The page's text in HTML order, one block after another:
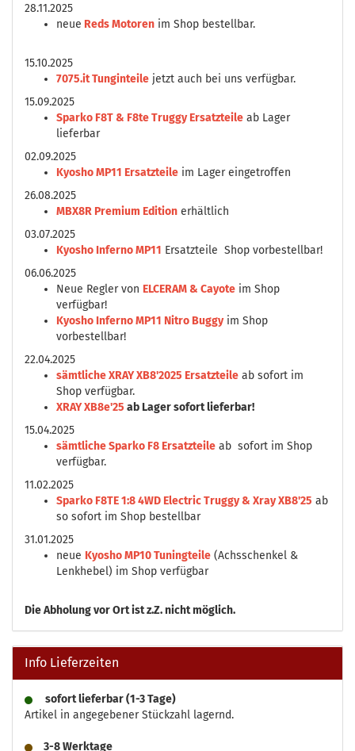
28.11.2025
neue Reds Motoren im Shop bestellbar.
15.10.2025
7075.it Tunginteile jetzt auch bei uns verfügbar.
15.09.2025
Sparko F8T & F8te Truggy Ersatzteile ab Lager
lieferbar
02.09.2025
Kyosho MP11 Ersatzteile im Lager eingetroffen
26.08.2025
MBX8R Premium Edition erhältlich
03.07.2025
Kyosho Inferno MP11 Ersatzteile Shop vorbestellbar!
06.06.2025
Neue Regler von ELCERAM & Cayote im Shop
verfügbar!
Kyosho Inferno MP11 Nitro Buggyim Shop
vorbestellbar!
22.04.2025
sämtliche XRAY XB8'2025 Ersatzteile ab sofort im
Shop verfügbar.
XRAY XB8e'25 ab Lager sofort lieferbar!
15.04.2025
sämtliche Sparko F8 Ersatzteile ab sofort im Shop
verfügbar.
11.02.2025
Sparko F8TE 1:8 4WD Electric Truggy & Xray XB8'25 ab
so sofort im Shop bestellbar
31.01.2025
neue Kyosho MP10 Tuningteile (Achsschenkel &
Lenkhebel) im Shop verfügbar
DieAbholung vor Ort ist z.Z. nicht möglich.
Info Lieferzeiten
sofort lieferbar (1-3 Tage)
Artikel in angegebener Stückzahl lagernd.
3-8 Werktage